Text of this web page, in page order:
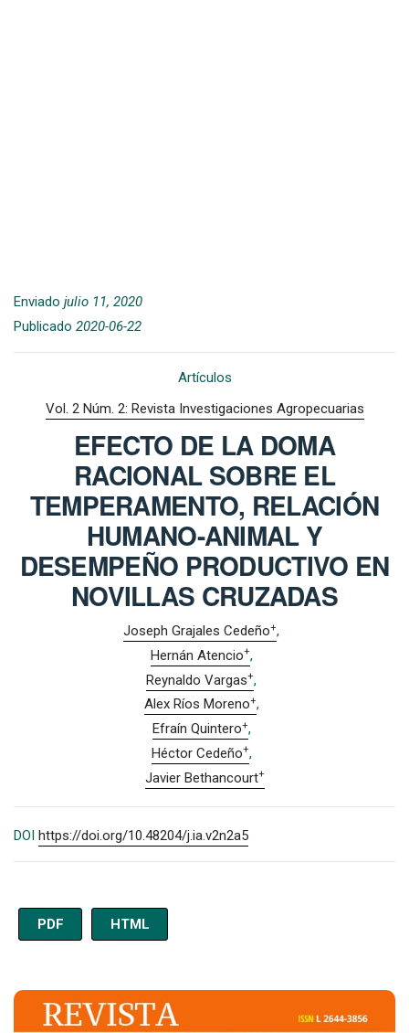
Enviado julio 11, 2020
Publicado 2020-06-22
Artículos
Vol. 2 Núm. 2: Revista Investigaciones Agropecuarias
EFECTO DE LA DOMA
RACIONAL SOBRE EL
TEMPERAMENTO, RELACIÓN
HUMANO-ANIMAL Y
DESEMPEÑO PRODUCTIVO EN
NOVILLAS CRUZADAS
Joseph Grajales Cedeño+
Hernán Atencio+
Reynaldo Vargas+
Alex Ríos Moreno+
Efraín Quintero+
Héctor Cedeño+
Javier Bethancourt+
DOI https://doi.org/10.48204/j.ia.v2n2a5
PDF HTML
Imagen de portada